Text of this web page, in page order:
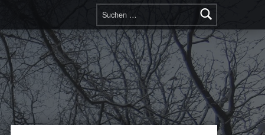
Suchen nach: